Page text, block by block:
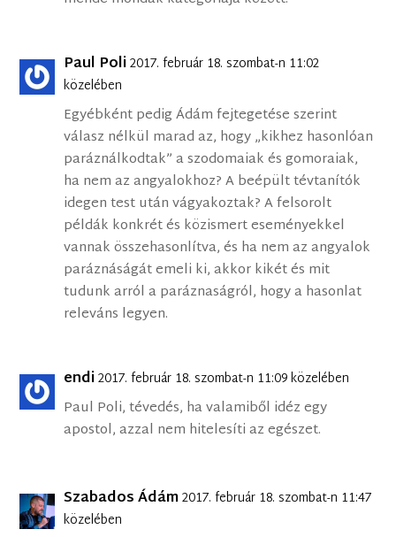
Paul Poli2017. február 18. szombat-n 11:02
közelében
Egyébként pedig Ádám fejtegetése szerint
válasz nélkül marad az, hogy „kikhez hasonlóan
paráználkodtak” a szodomaiak és gomoraiak,
ha nem az angyalokhoz? A beépült tévtanítók
idegen test után vágyakoztak? A felsorolt
példák konkrét és közismert eseményekkel
vannak összehasonlítva, és ha nem az angyalok
paráznáságát emeli ki, akkor kikét és mit
tudunk arról a paráznaságról, hogy a hasonlat
releváns legyen.
endi2017. február 18. szombat-n 11:09 közelében
Paul Poli, tévedés, ha valamiből idéz egy
apostol, azzal nem hitelesíti az egészet.
Szabados Ádám2017. február 18. szombat-n 11:47
közelében